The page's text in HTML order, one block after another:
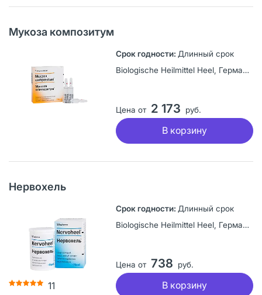
Мукоза композитум
Длинный срок
Biologische Heilmittel Heel, Германия
Цена от 2 173 руб.
В корзину
Нервохель
11
Длинный срок
Biologische Heilmittel Heel, Германия
Цена от 738 руб.
В корзину